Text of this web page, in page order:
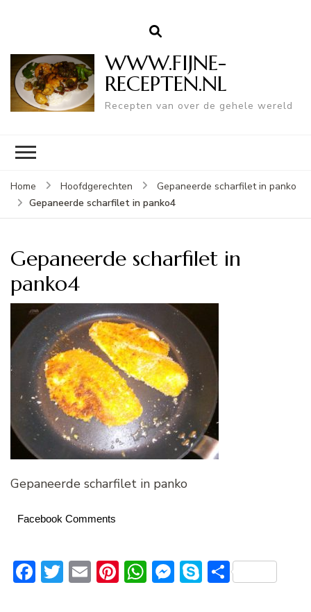
WWW.FIJNE-
RECEPTEN.NL
Recepten van over de gehele wereld
Home Hoofdgerechten
Gepaneerde scharfilet in panko
Gepaneerde scharfilet in panko4
Gepaneerde scharfilet in
panko4
Gepaneerde scharfilet in panko
Facebook Comments
Facebook
Twitter
EmailPinterest
WhatsApp
Messenger
Skype
Delen